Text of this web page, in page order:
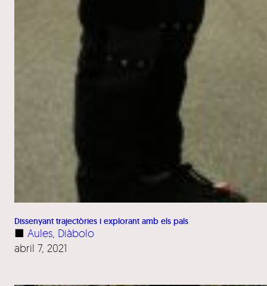
Dissenyant trajectòries i explorant amb els pals
■ Aules Diàbolo
abril 7, 2021